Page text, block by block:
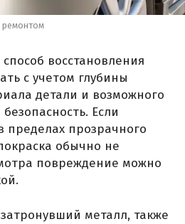
ремонтом
восстановления
с учетом глубины
детали и возможного
Если
пределах прозрачного
обычно не
повреждение можно
металл, также